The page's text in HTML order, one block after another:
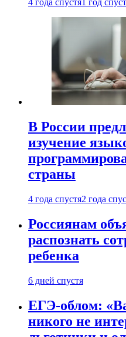
4 года спустя 1 год
В России
изучение
страны
4 года спустя2 года
Россиянам
распознать
ребенка
6 дней спустя
ЕГЭ-облом:
никого не